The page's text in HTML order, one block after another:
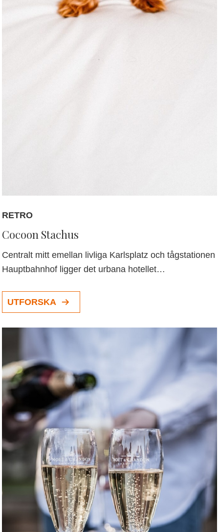
RETRO
Cocoon Stachus
Centralt mitt emellan livliga Karlsplatz och tågstationen
Hauptbahnhof ligger det urbana hotellet…
UTFORSKA